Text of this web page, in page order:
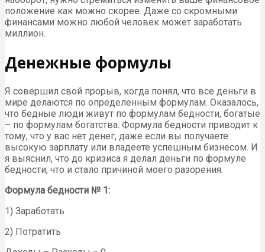
положение как можно скорее. Даже со скромными
финансами можно любой человек может заработать
миллион.
Денежные формулы
Я совершил свой прорыв, когда понял, что все деньги в
мире делаются по определенным формулам. Оказалось,
что бедные люди живут по формулам бедности, богатые
– по формулам богатства. Формула бедности приводит к
тому, что у вас нет денег, даже если вы получаете
высокую зарплату или владеете успешным бизнесом. И
я выяснил, что до кризиса я делал деньги по формуле
бедности, что и стало причиной моего разорения.
Формула бедности № 1:
1) Заработать
2) Потратить